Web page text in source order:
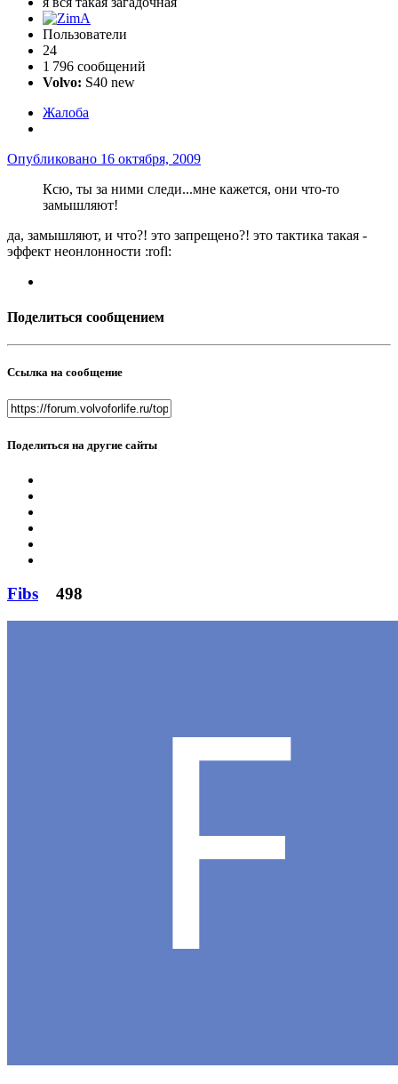
Пользователи
24
1 796 сообщений
Volvo: S40 new
Жалоба
Опубликовано 16 октября, 2009
Ксю, ты за ними следи...мне кажется, они что-то
замышляют!
да, замышляют, и что?! это запрещено?! это тактика такая -
эффект неонлонности :rofl:
Поделиться сообщением
Ссылка на сообщение
Поделиться на другие сайты
Fibs 498